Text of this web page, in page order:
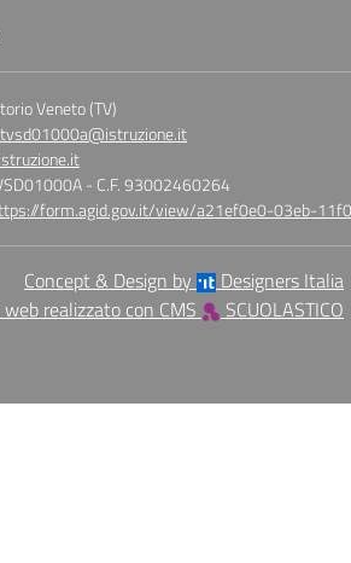
Veneto (TV)
tvsd01000a@istruzione.it
- C.F. 93002460264
form.agid.gov.it/view/a21ef0e0-03eb-
Concept & Design by
Designers Italia
realizzato con CMS
SCUOLASTICO